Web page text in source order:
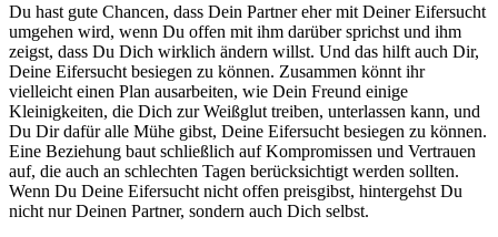
Du hast gute Chancen, dass Dein Partner eher mit Deiner Eifersucht
umgehen wird, wenn Du offen mit ihm darüber sprichst und ihm
zeigst, dass Du Dich wirklich ändern willst. Und das hilft auch Dir,
Deine Eifersucht besiegen zu können. Zusammen könnt ihr
vielleicht einen Plan ausarbeiten, wie Dein Freund einige
Kleinigkeiten, die Dich zur Weißglut treiben, unterlassen kann, und
Du Dir dafür alle Mühe gibst, Deine Eifersucht besiegen zu können.
Eine Beziehung baut schließlich auf Kompromissen und Vertrauen
auf, die auch an schlechten Tagen berücksichtigt werden sollten.
Wenn Du Deine Eifersucht nicht offen preisgibst, hintergehst Du
nicht nur Deinen Partner, sondern auch Dich selbst.